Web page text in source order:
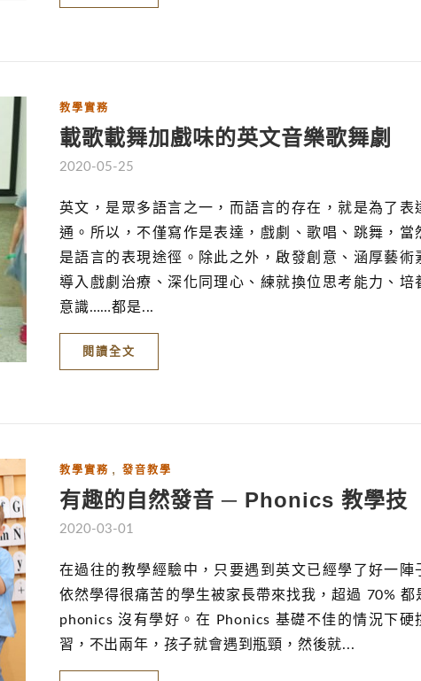
教學實務
載歌載舞加戲味的英文音樂歌舞劇
2020-05-25
英文，是眾多語言之一，而語言的存在，就是為了表
通。所以，不僅寫作是表達，戲劇、歌唱、跳舞，當
是語言的表現途徑。除此之外，啟發創意、涵厚藝術
導入戲劇治療、深化同理心、練就換位思考能力、培
意識……都是...
閱讀全文
教學實務 , 發音教學
有趣的自然發音 ─ Phonics 教學技
2020-03-01
在過往的教學經驗中，只要遇到英文已經學了好一陣
依然學得很痛苦的學生被家長帶來找我，超過 70% 都
phonics 沒有學好。在 Phonics 基礎不佳的情況下硬
習，不出兩年，孩子就會遇到瓶頸，然後就...